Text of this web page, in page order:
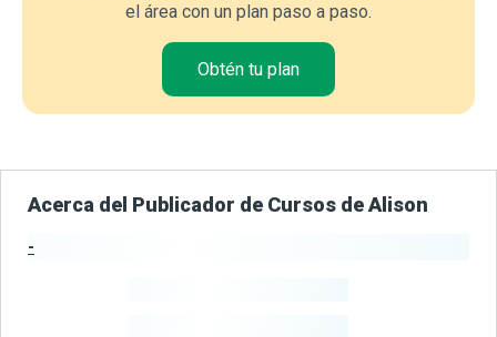
el área con un plan paso a paso.
Obtén tu plan
Acerca del Publicador de Cursos de Alison
-